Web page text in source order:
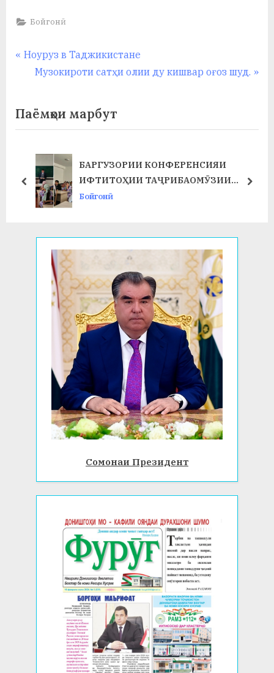
Бойгонӣ
Навигация
записям
P
Ноуруз в Таджикистане
N
x
o
s
t
:
Музокироти сатҳи олии ду кишвар оғоз шуд.
Паёмҳои марбут
БАРГУЗОРИИ КОНФЕРЕНСИЯИ
ИФТИТОҲИИ ТАҶРИБАОМӮЗИИ
ИСТЕҲСОЛӢ ДАР ФАКУЛТЕТИ ХИМИЯ
Бойгонӣ
prev next
Сомонаи Президент